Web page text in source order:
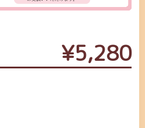
¥5,280